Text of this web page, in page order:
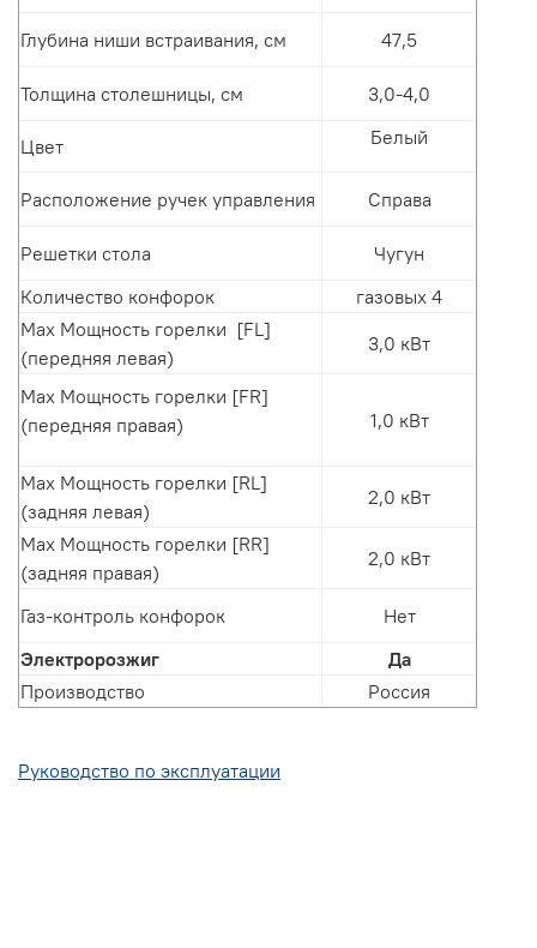
Глубина ниши встраивания, см 47,5
Толщина столешницы, см 3,0-4,0
Цвет Белый
Расположение ручек управления Справа
Решетки стола
Чугун
Количество конфорок
газовых 4
Max Мощность горелки [FL]
(передняя левая)
3,0 кВт
Max Мощность горелки [FR]
(передняя правая)
1,0 кВт
Max Мощность горелки [RL]
(задняя левая)
2,0 кВт
Max Мощность горелки [RR]
(задняя правая)
2,0 кВт
Газ-контроль конфорок
Нет
Электророзжиг
Да
Производство
Россия
Руководство по эксплуатации